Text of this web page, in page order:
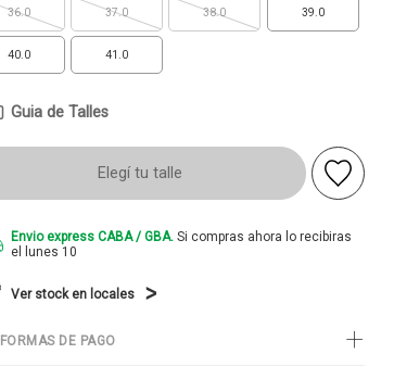
36.0 37.0 38.0 39.0
40.0 41.0
Guia de Talles
Elegí tu talle
Envio express CABA / GBA.Si compras ahora lo recibiras
el lunes 10
Ver stock en locales
FORMAS DE PAGO